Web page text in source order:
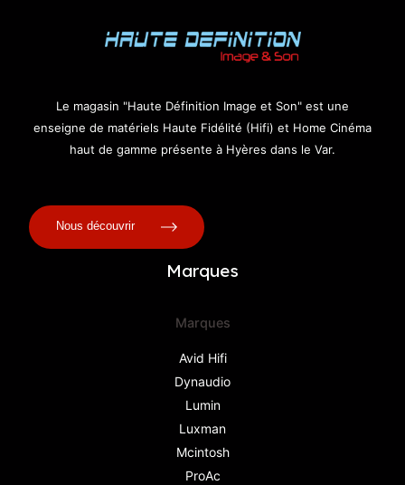
Le magasin "Haute Définition Image et Son" est une
enseigne de matériels Haute Fidélité (Hifi) et Home Cinéma
haut de gamme présente à Hyères dans le Var.
Nous découvrir
Marques
Marques
Avid Hifi
Dynaudio
Lumin
Luxman
Mcintosh
ProAc